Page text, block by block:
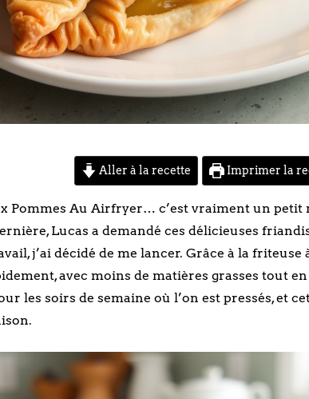
Aller à la recette Imprimer la
Pommes Au Airfryer… c’est vraiment un
Lucas a demandé ces délicieuses
j’ai décidé de me lancer. Grâce à la friteuse
avec moins de matières grasses tout
les soirs de semaine où l’on est pressés, et